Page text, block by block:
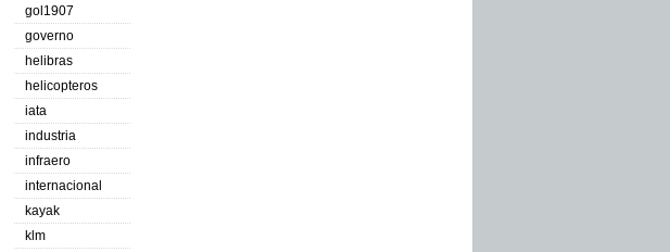
gol1907
governo
helibras
helicopteros
iata
industria
infraero
internacional
kayak
klm